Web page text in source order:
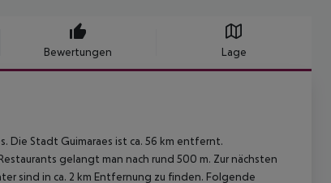
Bewertungen Lage
Die Stadt Guimaraes ist ca. 56 km entfernt.
gelangt man nach rund 500 m. Zur nächsten
sind in ca. 2 km Entfernung zu finden. Folgende